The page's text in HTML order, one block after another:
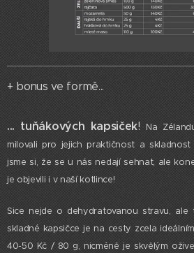
+ bonus ve formě...
... tuňákových kapsiček!Na
milovali pro jejich praktičnost a
jsme si, že se u nás nedají sehnat, ale
je objevili i v naší kotlince!
Sice nejde o dehydratovanou stravu,
skladné kapsičce je na cesty zcela
40-50 Kč / 80 g, nicméně je skvělým